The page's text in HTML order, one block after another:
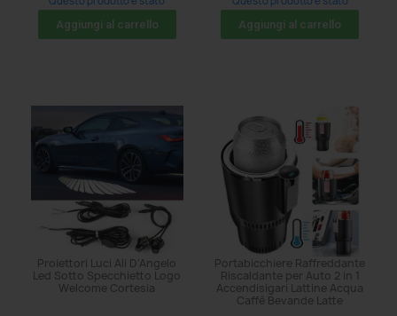
acquistato: 71 volte
Aggiungi al carrello
acquistato: 5 volte
Aggiungi al carrello
Proiettori Luci Ali D'Angelo
Led Sotto Specchietto Logo
Welcome Cortesia
Portabicchiere Raffreddante
Riscaldante per Auto 2 in 1
Accendisigari Lattine Acqua
Caffè Bevande Latte